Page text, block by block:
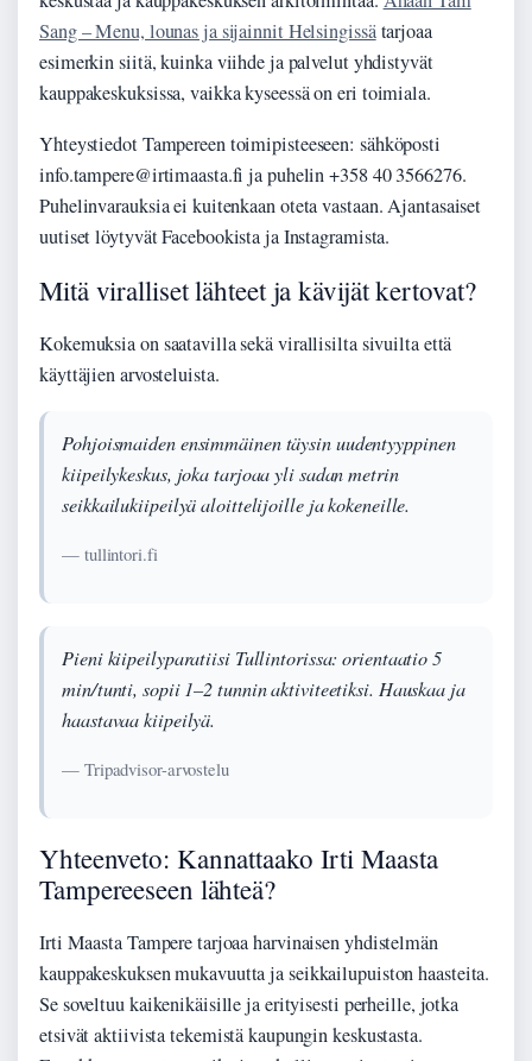
Sang – Menu, lounas ja sijainnit Helsingissätarjoaa
esimerkin siitä, kuinka viihde ja palvelut yhdistyvät
kauppakeskuksissa, vaikka kyseessä on eri toimiala.
Yhteystiedot Tampereen toimipisteeseen: sähköposti
info.tampere@irtimaasta.fi ja puhelin +358 40 3566276.
Puhelinvarauksia ei kuitenkaan oteta vastaan. Ajantasaiset
uutiset löytyvät Facebookista ja Instagramista.
Mitä viralliset lähteet ja kävijät kertovat?
Kokemuksia on saatavilla sekä virallisilta sivuilta että
käyttäjien arvosteluista.
Pohjoismaiden ensimmäinen täysin uudentyyppinen
kiipeilykeskus, joka tarjoaa yli sadan metrin
seikkailukiipeilyä aloittelijoille ja kokeneille.
— tullintori.fi
Pieni kiipeilyparatiisi Tullintorissa: orientaatio 5
min/tunti, sopii 1–2 tunnin aktiviteetiksi. Hauskaa ja
haastavaa kiipeilyä.
— Tripadvisor-arvostelu
Yhteenveto: Kannattaako Irti Maasta
Tampereeseen lähteä?
Irti Maasta Tampere tarjoaa harvinaisen yhdistelmän
kauppakeskuksen mukavuutta ja seikkailupuiston haasteita.
Se soveltuu kaikenikäisille ja erityisesti perheille, jotka
etsivät aktiivista tekemistä kaupungin keskustasta.